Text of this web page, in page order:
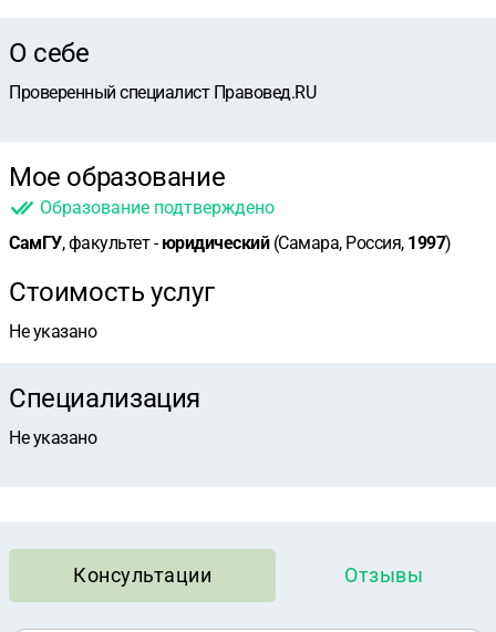
О себе
Проверенный специалист Правовед.RU
Мое образование
Образование подтверждено
СамГУ, факультет -юридический(Самара, Россия, 1997)
Стоимость услуг
Не указано
Специализация
Не указано
Консультации Отзывы